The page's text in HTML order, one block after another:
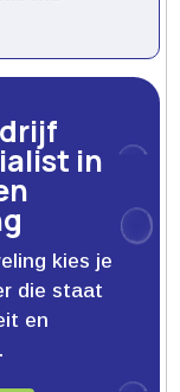
in
kies je
die staat
en